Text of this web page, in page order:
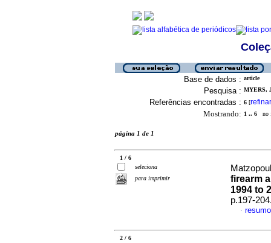
Base de dados : article
Pesquisa : MYERS,
Referências encontradas : 6 [refinar
Mostrando: 1 .. 6 no
página 1 de 1
1 / 6
seleciona
para imprimir
firearm
1994 to
p.197-
·
2 / 6